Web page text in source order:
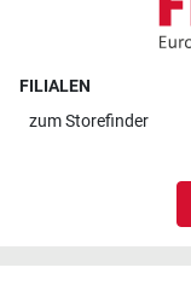
FILIALEN
zumStorefinder